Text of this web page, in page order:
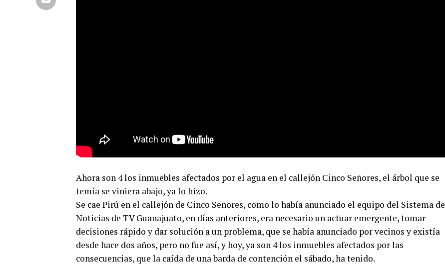
Ahora son 4 los inmuebles afectados por el agua en el callejón Cinco Señores, el árbol que se
temía se viniera abajo, ya lo hizo.
Se cae Pirú en el callejón de Cinco Señores, como lo había anunciado el equipo del Sistema de
Noticias de TV Guanajuato, en días anteriores, era necesario un actuar emergente, tomar
decisiones rápido y dar solución a un problema, que se había anunciado por vecinos y existía
desde hace dos años, pero no fue así, y hoy, ya son 4 los inmuebles afectados por las
consecuencias, que la caída de una barda de contención el sábado, ha tenido.